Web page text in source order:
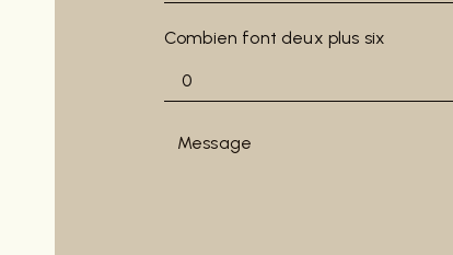
Combien font deux plus six